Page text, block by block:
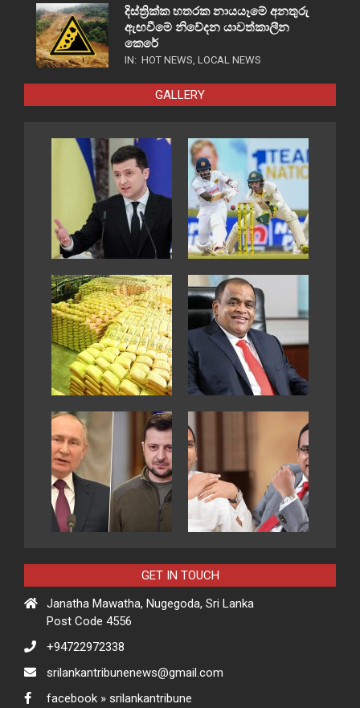
දිස්ත්‍රික්ක හතරක නායයෑමේ අනතුරු
ඇඟවීමේ නිවේදන යාවත්කාලීන
කෙරේ
IN: HOT NEWS, LOCAL NEWS
GALLERY
GET IN TOUCH
Janatha Mawatha, Nugegoda, Sri Lanka
Post Code 4556
+94722972338
srilankantribunenews@gmail.com
facebook » srilankantribune